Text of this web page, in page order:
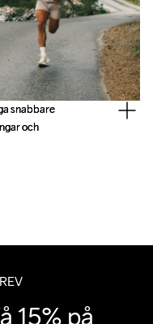
snabbare
och
snabbare
och
15% på